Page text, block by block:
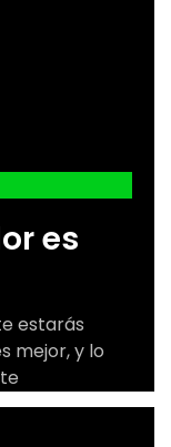
es
estarás
mejor, y lo